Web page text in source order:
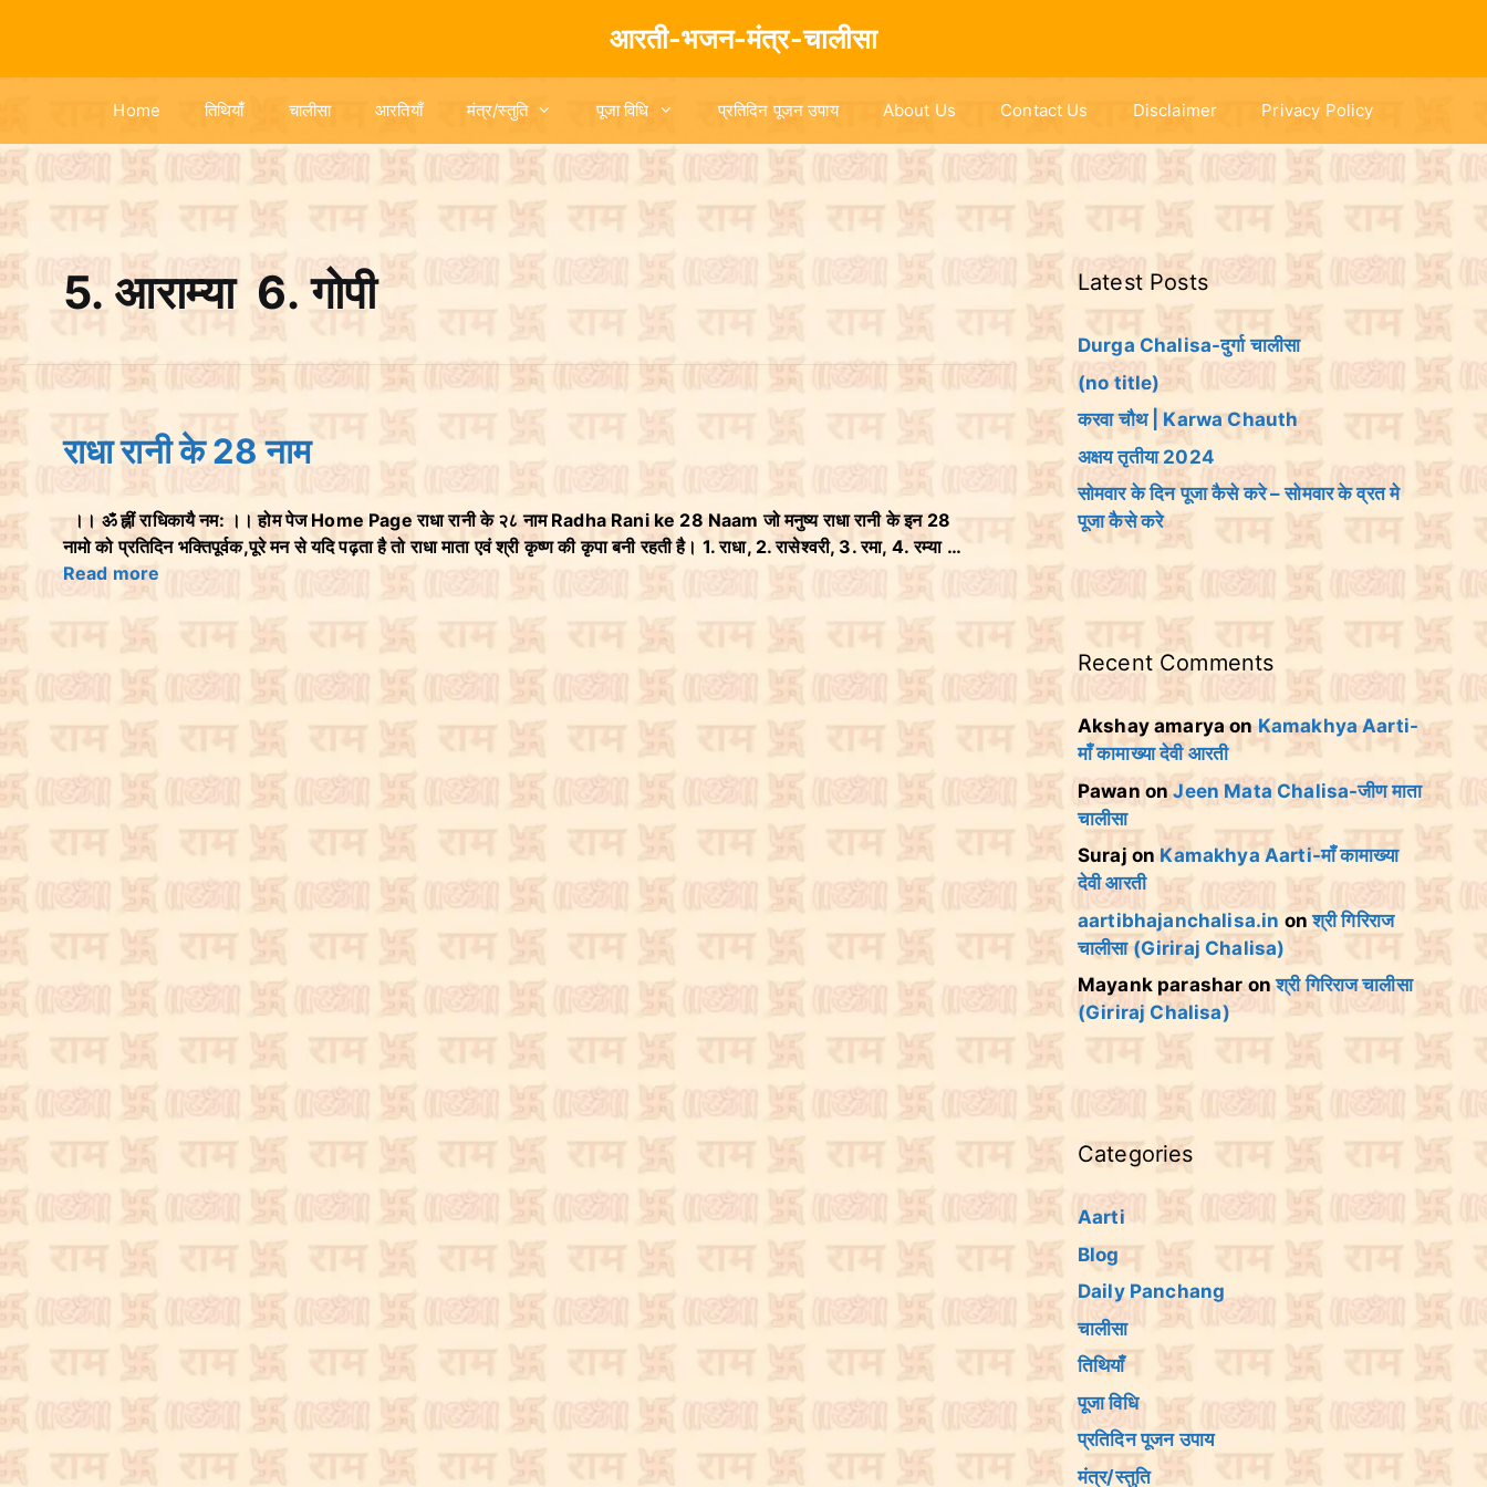
o
आरती-भजन-मंत्र-चालीसा
Home तिथियांँ चालीसा आरतियाँ मंत्र/स्तुति पूजा विधि प्रतिदिन पूजन उपाय About Us Contact Us Disclaimer Privacy Policy
5. आराम्या 6. गोपी
राधा रानी के 28 नाम
।। ॐ ह्नीं राधिकायै नम: ।। होम पेज Home Page राधा रानी के २८ नाम Radha Rani ke 28 Naam जो मनुष्य राधा रानी के इन 28
नामो को प्रतिदिन भक्तिपूर्वक,पूरे मन से यदि पढ़ता है तो राधा माता एवं श्री कृष्ण की कृपा बनी रहती है। 1. राधा, 2. रासेश्वरी, 3. रमा, 4. रम्या …
Read more
Latest Posts
Durga Chalisa-दुर्गा चालीसा
(no title)
करवा चौथ | Karwa Chauth
अक्षय तृतीया 2024
सोमवार के दिन पूजा कैसे करे – सोमवार के व्रत मे
पूजा कैसे करे
Recent Comments
Akshay amaryaonKamakhya Aarti-
माँ कामाख्या देवी आरती
Pawan onJeen Mata Chalisa-जीण माता
चालीसा
Suraj on Kamakhya Aarti-माँ कामाख्या
देवी आरती
aartibhajanchalisa.in onश्री गिरिराज
चालीसा (Giriraj Chalisa)
Mayank parasharonश्री गिरिराज चालीसा
(Giriraj Chalisa)
Categories
Aarti
Blog
Daily Panchang
चालीसा
तिथियांँ
पूजा विधि
प्रतिदिन पूजन उपाय
मंत्र/स्तुति